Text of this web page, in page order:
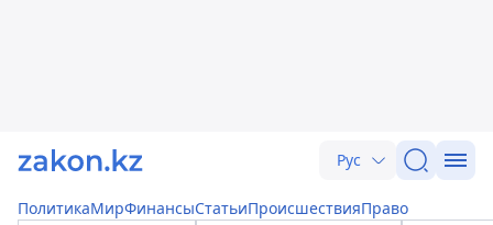
Рус
ПолитикаМирФинансыСтатьиПроисшествияПраво